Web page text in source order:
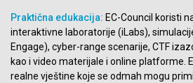
Praktična edukacija: EC-Council koristi
interaktivne laboratorije (iLabs),
Engage), cyber-range scenarije, CTF
kao i video materijale i online platforme.
realne vještine koje se odmah mogu